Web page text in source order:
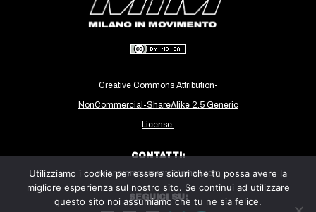
Creative Commons Attribution-
NonCommercial-ShareAlike 2.5 Generic
License.
CONTATTI:
milanoinmovimento@gmail.com
SEGUICI SU:
Utilizziamo i cookie per essere sicuri che tu possa avere la
migliore esperienza sul nostro sito. Se continui ad utilizzare
questo sito noi assumiamo che tu ne sia felice.